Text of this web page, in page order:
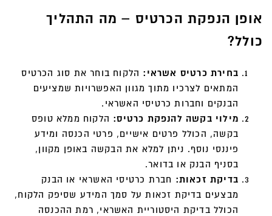
אופן הנפקת הכרטיס – מה התהליך
כולל?
בחירת כרטיס אשראי: הלקוח בוחר את סוג הכרטיס
המתאים לצרכיו מתוך מגוון האפשרויות שמציעים
הבנקים וחברות כרטיסי האשראי.
מילוי בקשה להנפקת כרטיס: הלקוח ממלא טופס
בקשה, הכולל פרטים אישיים, פרטי הכנסה ומידע
פיננסי נוסף. ניתן למלא את הבקשה באופן מקוון,
בסניף הבנק או בדואר.
בדיקת זכאות: חברת כרטיסי האשראי או הבנק
מבצעים בדיקת זכאות על סמך המידע שסיפק הלקוח,
הכולל בדיקת היסטוריית האשראי, רמת ההכנסה